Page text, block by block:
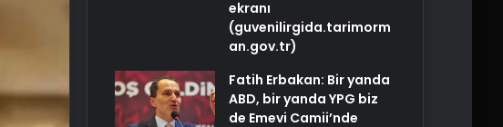
ekranı
(guvenilirgida.tarimorm
an.gov.tr)
Fatih Erbakan: Bir yanda
ABD, bir yanda YPG biz
de Emevi Camii’nde